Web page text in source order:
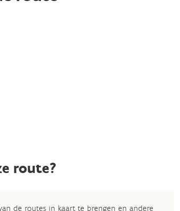
route?
de routes in kaart te brengen en andere